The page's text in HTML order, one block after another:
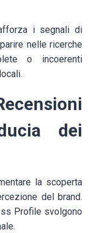
i segnali di
nelle ricerche
o incoerenti
dei
la scoperta
del brand.
Profile svolgono